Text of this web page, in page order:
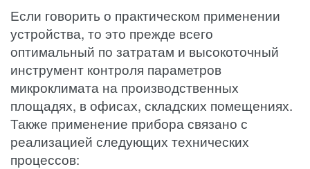
Если говорить о практическом применении
устройства, то это прежде всего
оптимальный по затратам и высокоточный
инструмент контроля параметров
микроклимата на производственных
площадях, в офисах, складских помещениях.
Также применение прибора связано с
реализацией следующих технических
процессов: